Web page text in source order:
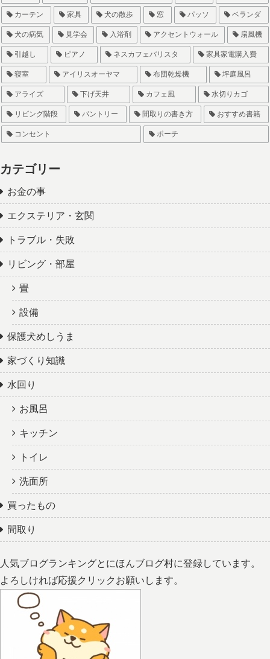
カーテン 家具 犬の散歩 窓 パッソ ベランダ
犬の病気 見学会 入浴剤 アクセントウォール 扇風機
引越し ピアノ ネスカフェバリスタ 家具家電購入費
寝室 アイリスオーヤマ 布団乾燥機 坪庭風呂
アライズ 下げ天井 カフェ風 水切りカゴ
リビング階段 パントリー 間取りの書き方 おすすめ書籍
コンセント ポーチ
カテゴリー
お金の事
エクステリア・玄関
トラブル・失敗
リビング・部屋
畳
設備
保護犬めしうま
家づくり知識
水回り
お風呂
キッチン
トイレ
洗面所
買ったもの
間取り
人気ブログランキングとにほんブログ村に登録しています。
よろしければ応援クリックお願いします。